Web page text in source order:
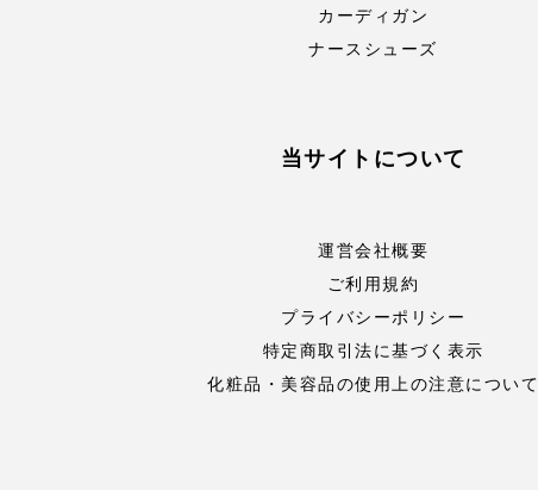
カーディガン
ナースシューズ
当サイトについて
運営会社概要
ご利用規約
プライバシーポリシー
特定商取引法に基づく表示
化粧品・美容品の使用上の注意について